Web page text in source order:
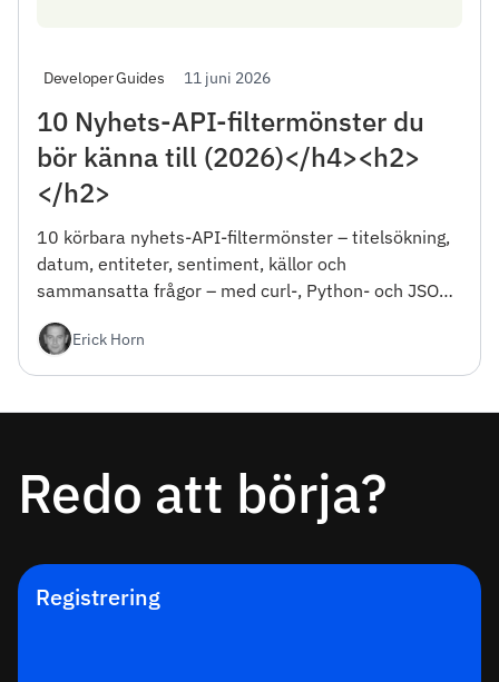
Developer Guides 11 juni 2026
10 Nyhets-API-filtermönster du
bör känna till (2026)</h4><h2>
</h2>
10 körbara nyhets-API-filtermönster – titelsökning,
datum, entiteter, sentiment, källor och
sammansatta frågor – med curl-, Python- och JSON-
Erick Horn
Redo att börja?
Registrering